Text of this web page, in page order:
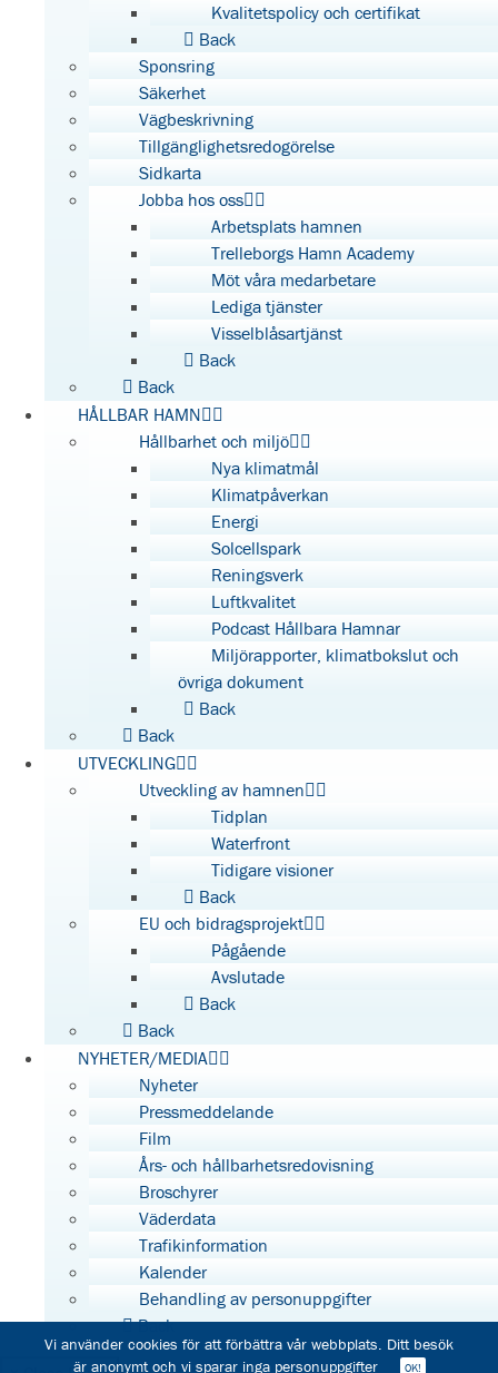
Kvalitetspolicy och certifikat
Back
Sponsring
Säkerhet
Vägbeskrivning
Tillgänglighetsredogörelse
Sidkarta
Jobba hos oss
Arbetsplats hamnen
Trelleborgs Hamn Academy
Möt våra medarbetare
Lediga tjänster
Visselblåsartjänst
Back
Back
HÅLLBAR HAMN
Hållbarhet och miljö
Nya klimatmål
Klimatpåverkan
Energi
Solcellspark
Reningsverk
Luftkvalitet
Podcast Hållbara Hamnar
Miljörapporter, klimatbokslut och
övriga dokument
Back
Back
UTVECKLING
Utveckling av hamnen
Tidplan
Waterfront
Tidigare visioner
Back
EU och bidragsprojekt
Pågående
Avslutade
Back
Back
NYHETER/MEDIA
Nyheter
Pressmeddelande
Film
Års- och hållbarhetsredovisning
Broschyrer
Väderdata
Trafikinformation
Kalender
Behandling av personuppgifter
Back
Vi använder cookies för att förbättra vår webbplats. Ditt besök
är anonymt och vi sparar inga personuppgifter